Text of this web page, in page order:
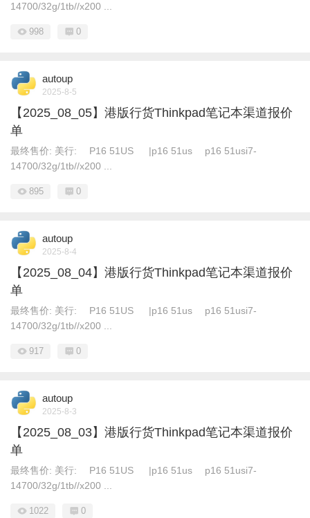
14700/32g/1tb//x200 ...
998 0
autoup
2025-8-5
【2025_08_05】港版行货Thinkpad笔记本渠道报价
单
最终售价: 美行: P16 51US |p16 51us p16 51usi7-
14700/32g/1tb//x200 ...
895 0
autoup
2025-8-4
【2025_08_04】港版行货Thinkpad笔记本渠道报价
单
最终售价: 美行: P16 51US |p16 51us p16 51usi7-
14700/32g/1tb//x200 ...
917 0
autoup
2025-8-3
【2025_08_03】港版行货Thinkpad笔记本渠道报价
单
最终售价: 美行: P16 51US |p16 51us p16 51usi7-
14700/32g/1tb//x200 ...
1022 0